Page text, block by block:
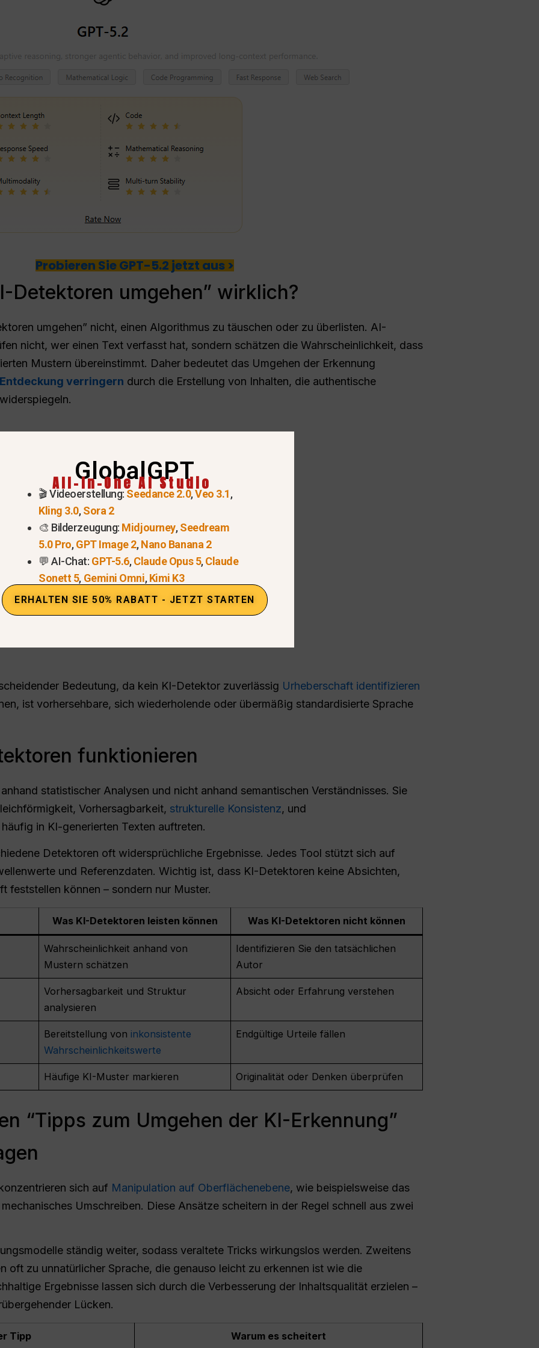
Probieren Sie GPT-5.2 jetzt aus >
Detektoren umgehen” wirklich?
umgehen” nicht, einen Algorithmus zu täuschen oder zu überlisten. AI-
nicht, wer einen Text verfasst hat, sondern schätzen die Wahrscheinlichkeit, dass
Mustern übereinstimmt. Daher bedeutet das Umgehen der Erkennung
verringern durch die Erstellung von Inhalten, die authentische
Bedeutung, da kein KI-Detektor zuverlässig Urheberschaft identifizieren
ist vorhersehbare, sich wiederholende oder übermäßig standardisierte Sprache
funktionieren
statistischer Analysen und nicht anhand semantischen Verständnisses. Sie
Vorhersagbarkeit, strukturelle Konsistenz, und
in KI-generierten Texten auftreten.
Detektoren oft widersprüchliche Ergebnisse. Jedes Tool stützt sich auf
und Referenzdaten. Wichtig ist, dass KI-Detektoren keine Absichten,
feststellen können – sondern nur Muster.
Was KI-Detektoren leisten können Was KI-Detektoren nicht können
Wahrscheinlichkeit anhand von
Mustern schätzen
Identifizieren Sie den tatsächlichen
Autor
Vorhersagbarkeit und Struktur
analysieren
Absicht oder Erfahrung verstehen
Bereitstellung von inkonsistente
Wahrscheinlichkeitswerte
Endgültige Urteile fällen
Häufige KI-Muster markieren Originalität oder Denken überprüfen
“Tipps zum Umgehen der KI-Erkennung”
sich auf Manipulation auf Oberflächenebene, wie beispielsweise das
Umschreiben. Diese Ansätze scheitern in der Regel schnell aus zwei
ständig weiter, sodass veraltete Tricks wirkungslos werden. Zweitens
oft zu unnatürlicher Sprache, die genauso leicht zu erkennen ist wie die
Ergebnisse lassen sich durch die Verbesserung der Inhaltsqualität erzielen –
Lücken.
Tipp Warum es scheitert
GlobalGPT
All-In-One AI Studio
🎬 Videoerstellung: Seedance 2.0,Veo 3.1,
Kling 3.0,Sora 2
🎨 Bilderzeugung: Midjourney,Seedream
5.0 Pro,GPT Image 2,Nano Banana 2
💬 AI-Chat: GPT-5.6,Claude Opus 5,Claude
Sonett 5, Gemini Omni,Kimi K3
ERHALTEN SIE 50% RABATT - JETZT STARTEN